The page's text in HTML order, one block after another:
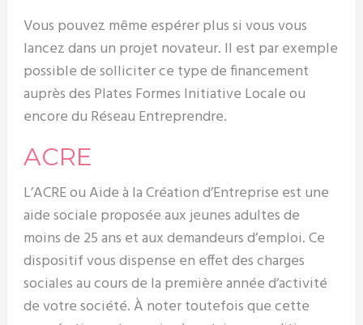
Vous pouvez même espérer plus si vous vous
lancez dans un projet novateur. Il est par exemple
possible de solliciter ce type de financement
auprès des Plates Formes Initiative Locale ou
encore du Réseau Entreprendre.
ACRE
L’ACRE ou Aide à la Création d’Entreprise est une
aide sociale proposée aux jeunes adultes de
moins de 25 ans et aux demandeurs d’emploi. Ce
dispositif vous dispense en effet des charges
sociales au cours de la première année d’activité
de votre société. À noter toutefois que cette